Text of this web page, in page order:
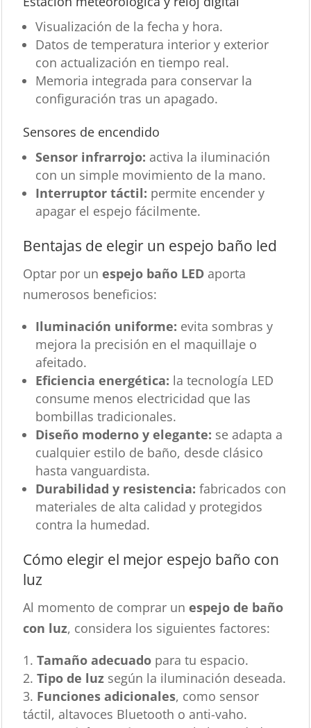
Visualización de la fecha y hora.
Datos de temperatura interior y exterior
con actualización en tiempo real.
Memoria integrada para conservar la
configuración tras un apagado.
Sensores de encendido
Sensor infrarrojo: activa la iluminación
con un simple movimiento de la mano.
Interruptor táctil: permite encender y
apagar el espejo fácilmente.
Bentajas de elegir un espejo baño led
Optar por un espejo baño LED aporta
numerosos beneficios:
Iluminación uniforme: evita sombras y
mejora la precisión en el maquillaje o
afeitado.
Eficiencia energética: la tecnología LED
consume menos electricidad que las
bombillas tradicionales.
Diseño moderno y elegante: se adapta a
cualquier estilo de baño, desde clásico
hasta vanguardista.
Durabilidad y resistencia: fabricados con
materiales de alta calidad y protegidos
contra la humedad.
Cómo elegir el mejor espejo baño con
luz
Al momento de comprar un espejo de baño
con luz, considera los siguientes factores:
Tamaño adecuado para tu espacio.
Tipo de luz según la iluminación deseada.
Funciones adicionales, como sensor
táctil, altavoces Bluetooth o anti-vaho.